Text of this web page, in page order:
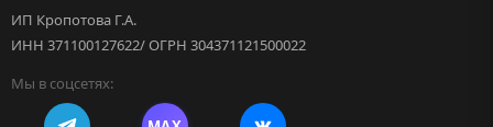
ИП Кропотова Г.А.
ИНН 371100127622/ ОГРН 304371121500022
Мы в соцсетях: